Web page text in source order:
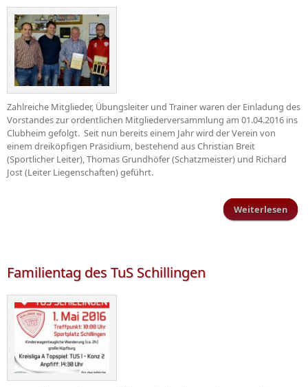
Zahlreiche Mitglieder, Übungsleiter und Trainer waren der Einladung des
Vorstandes zur ordentlichen Mitgliederversammlung am 01.04.2016 ins
Clubheim gefolgt. Seit nun bereits einem Jahr wird der Verein von
einem dreiköpfigen Präsidium, bestehend aus Christian Breit
(Sportlicher Leiter), Thomas Grundhöfer (Schatzmeister) und Richard
Jost (Leiter Liegenschaften) geführt.
Weiterlesen
Familientag des TuS Schillingen